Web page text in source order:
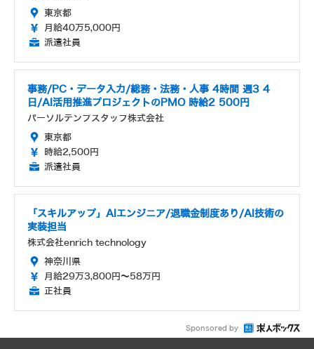
東京都
月給40万5,000円
派遣社員
事務/PC・データ入力/総務・法務・人事 4時間 週3 4
日/AI活用推進プロジェクトのPMO 時給2 500円
パーソルテンプスタッフ株式会社
東京都
時給2,500円
派遣社員
「スキルアップ」AIエンジニア/退職金制度あり/AI技術の
実装担当
株式会社enrich technology
神奈川県
月給29万3,800円～58万円
正社員
Sponsored by